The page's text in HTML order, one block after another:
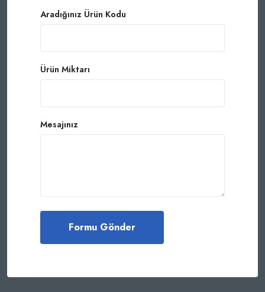
Aradığınız Ürün Kodu
Ürün Miktarı
Mesajınız